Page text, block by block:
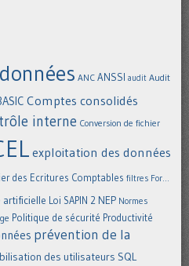
ANC ANSSI audit Audit
Comptes consolidés
interne Conversion de fichier
exploitation des données
des Ecritures Comptables filtres For...
artificielle Loi SAPIN 2 NEP Normes
Politique de sécurité Productivité
prévention de la
des utilisateurs SQL